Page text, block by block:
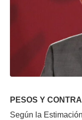
PESOS Y
Según la